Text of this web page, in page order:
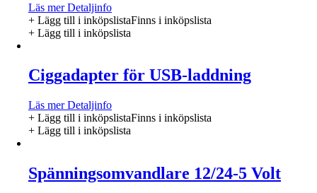
Läs merDetaljinfo
+ Lägg till i inköpslistaFinns i inköpslista
+ Lägg till i inköpslista
Ciggadapter för USB-laddning
Läs merDetaljinfo
+ Lägg till i inköpslistaFinns i inköpslista
+ Lägg till i inköpslista
Spänningsomvandlare 12/24-5 Volt